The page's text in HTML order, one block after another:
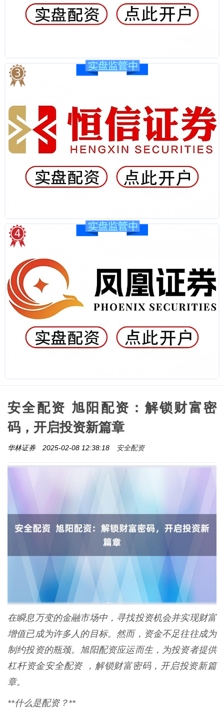
安全配资 旭阳配资：解锁财富密
码，开启投资新篇章
华林证券 2025-02-08 12:38:18 安全配资
在瞬息万变的金融市场中，寻找投资机会并实现财富
增值已成为许多人的目标。然而，资金不足往往成为
制约投资的瓶颈。旭阳配资应运而生，为投资者提供
杠杆资金安全配资 ，解锁财富密码，开启投资新篇
章。
**什么是配资？**